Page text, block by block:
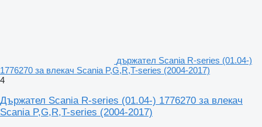
държател Scania R-series (01.04-)
1776270 за влекач Scania P,G,R,T-series (2004-2017)
4
Държател Scania R-series (01.04-) 1776270 за влекач
Scania P,G,R,T-series (2004-2017)